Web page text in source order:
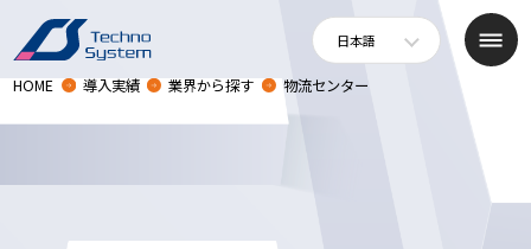
日本語
HOME 導入実績 業界から探す 物流センター